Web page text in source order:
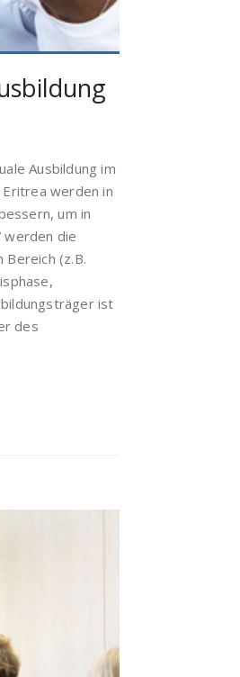
Ausbildung im
Eritrea werden in
um in
werden die
Bereich (z.B.
ist
des